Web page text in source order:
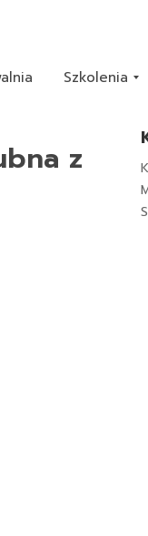
Szkolenia
z